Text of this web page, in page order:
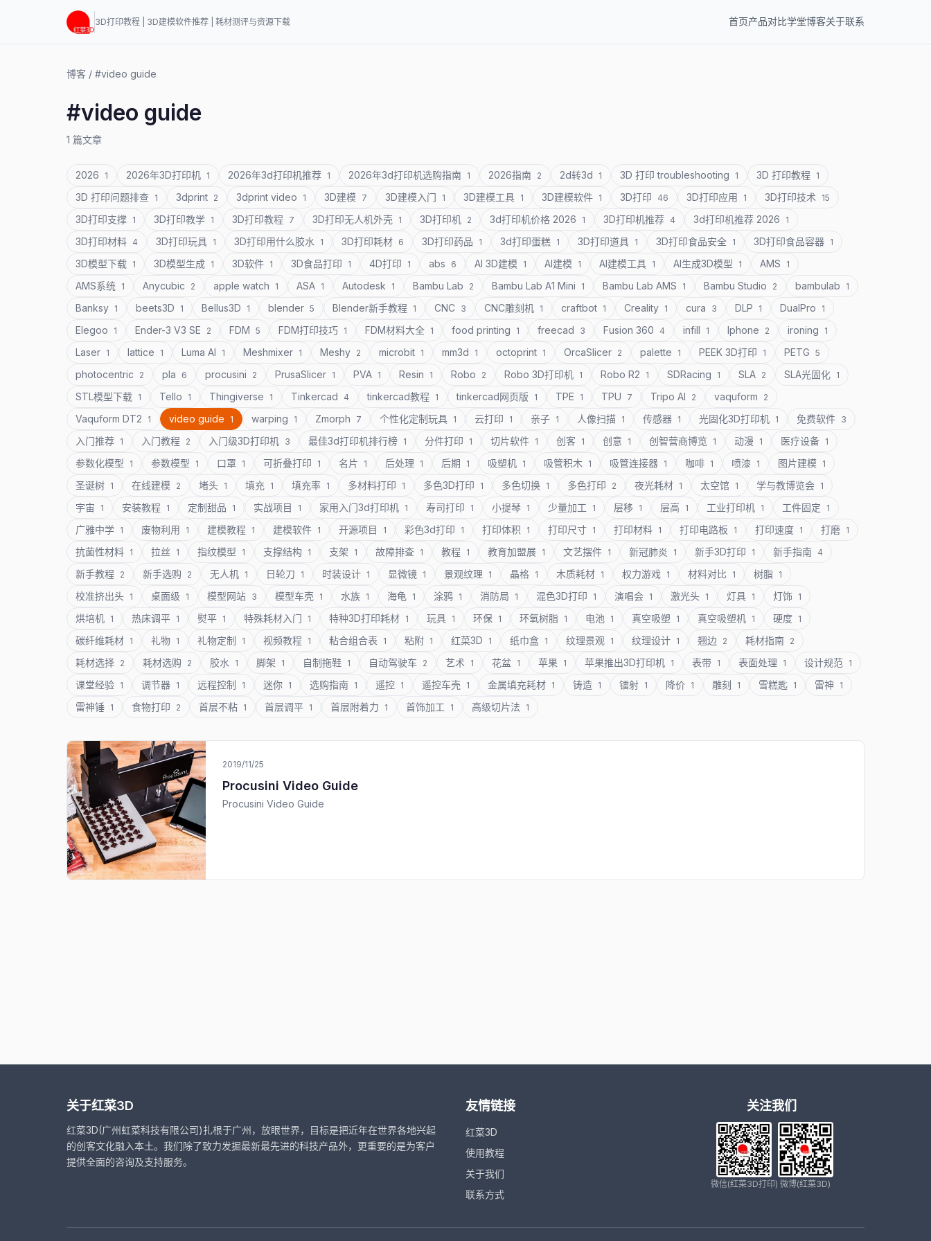
3D打印教程 | 3D建模软件推荐 | 耗材测评与资源下载 首页产品对比学堂博客关于联系
博客 / #video guide
#video guide
1 篇文章
2026 1 2026年3D打印机 1 2026年3d打印机推荐 1 2026年3d打印机选购指南 1 2026指南 2 2d转3d 1 3D 打印 troubleshooting 1 3D 打印教程 1
3D 打印问题排查 1 3dprint 2 3dprint video 1 3D建模 7 3D建模入门 1 3D建模工具 1 3D建模软件 1 3D打印 46 3D打印应用 1 3D打印技术 15
3D打印支撑 1 3D打印教学 1 3D打印教程 7 3D打印无人机外壳 1 3D打印机 2 3d打印机价格 2026 1 3D打印机推荐 4 3d打印机推荐 2026 1
3D打印材料 4 3D打印玩具 1 3D打印用什么胶水 1 3D打印耗材 6 3D打印药品 1 3d打印蛋糕 1 3D打印道具 1 3D打印食品安全 1 3D打印食品容器 1
3D模型下载 1 3D模型生成 1 3D软件 1 3D食品打印 1 4D打印 1 abs 6 AI 3D建模 1 AI建模 1 AI建模工具 1 AI生成3D模型 1 AMS 1
AMS系统 1 Anycubic 2 apple watch 1 ASA 1 Autodesk 1 Bambu Lab 2 Bambu Lab A1 Mini 1 Bambu Lab AMS 1 Bambu Studio 2 bambulab 1
Banksy 1 beets3D 1 Bellus3D 1 blender 5 Blender新手教程 1 CNC 3 CNC雕刻机 1 craftbot 1 Creality 1 cura 3 DLP 1 DualPro 1
Elegoo 1 Ender-3 V3 SE 2 FDM 5 FDM打印技巧 1 FDM材料大全 1 food printing 1 freecad 3 Fusion 360 4 infill 1 Iphone 2 ironing 1
Laser 1 lattice 1 Luma AI 1 Meshmixer 1 Meshy 2 microbit 1 mm3d 1 octoprint 1 OrcaSlicer 2 palette 1 PEEK 3D打印 1 PETG 5
photocentric 2 pla 6 procusini 2 PrusaSlicer 1 PVA 1 Resin 1 Robo 2 Robo 3D打印机 1 Robo R2 1 SDRacing 1 SLA 2 SLA光固化 1
STL模型下载 1 Tello 1 Thingiverse 1 Tinkercad 4 tinkercad教程 1 tinkercad网页版 1 TPE 1 TPU 7 Tripo AI 2 vaquform 2
Vaquform DT2 1 video guide 1 warping 1 Zmorph 7 个性化定制玩具 1 云打印 1 亲子 1 人像扫描 1 传感器 1 光固化3D打印机 1 免费软件 3
入门推荐 1 入门教程 2 入门级3D打印机 3 最佳3d打印机排行榜 1 分件打印 1 切片软件 1 创客 1 创意 1 创智营商博览 1 动漫 1 医疗设备 1
参数化模型 1 参数模型 1 口罩 1 可折叠打印 1 名片 1 后处理 1 后期 1 吸塑机 1 吸管积木 1 吸管连接器 1 咖啡 1 喷漆 1 图片建模 1
圣诞树 1 在线建模 2 堵头 1 填充 1 填充率 1 多材料打印 1 多色3D打印 1 多色切换 1 多色打印 2 夜光耗材 1 太空馆 1 学与教博览会 1
宇宙 1 安装教程 1 定制甜品 1 实战项目 1 家用入门3d打印机 1 寿司打印 1 小提琴 1 少量加工 1 层移 1 层高 1 工业打印机 1 工件固定 1
广雅中学 1 废物利用 1 建模教程 1 建模软件 1 开源项目 1 彩色3d打印 1 打印体积 1 打印尺寸 1 打印材料 1 打印电路板 1 打印速度 1 打磨 1
抗菌性材料 1 拉丝 1 指纹模型 1 支撑结构 1 支架 1 故障排查 1 教程 1 教育加盟展 1 文艺摆件 1 新冠肺炎 1 新手3D打印 1 新手指南 4
新手教程 2 新手选购 2 无人机 1 日轮刀 1 时装设计 1 显微镜 1 景观纹理 1 晶格 1 木质耗材 1 权力游戏 1 材料对比 1 树脂 1
校准挤出头 1 桌面级 1 模型网站 3 模型车壳 1 水族 1 海龟 1 涂鸦 1 消防局 1 混色3D打印 1 演唱会 1 激光头 1 灯具 1 灯饰 1
烘培机 1 热床调平 1 熨平 1 特殊耗材入门 1 特种3D打印耗材 1 玩具 1 环保 1 环氧树脂 1 电池 1 真空吸塑 1 真空吸塑机 1 硬度 1
碳纤维耗材 1 礼物 1 礼物定制 1 视频教程 1 粘合组合表 1 粘附 1 红菜3D 1 纸巾盒 1 纹理景观 1 纹理设计 1 翘边 2 耗材指南 2
耗材选择 2 耗材选购 2 胶水 1 脚架 1 自制拖鞋 1 自动驾驶车 2 艺术 1 花盆 1 苹果 1 苹果推出3D打印机 1 表带 1 表面处理 1 设计规范 1
课堂经验 1 调节器 1 远程控制 1 迷你 1 选购指南 1 遥控 1 遥控车壳 1 金属填充耗材 1 铸造 1 镭射 1 降价 1 雕刻 1 雪糕匙 1 雷神 1
雷神锤 1 食物打印 2 首层不粘 1 首层调平 1 首层附着力 1 首饰加工 1 高级切片法 1
2019/11/25
Procusini Video Guide
Procusini Video Guide
关于红菜3D
红菜3D(广州虹菜科技有限公司)扎根于广州，放眼世界，目标是把近年在世界各地兴起
的创客文化融入本土。我们除了致力发掘最新最先进的科技产品外，更重要的是为客户
提供全面的咨询及支持服务。
友情链接
红菜3D
使用教程
关于我们
联系方式
关注我们
微信(红菜3D打印) 微博(红菜3D)